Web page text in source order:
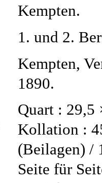
Kempten.
1. und 2.
Kempten,
1890.
Quart : 29,5
Kollation :
(Beilagen) /
Seite für